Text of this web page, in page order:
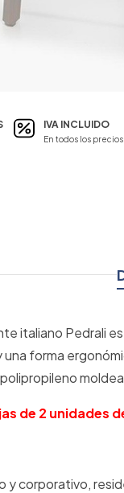
IVA INCLUIDO
En todos los precios
italiano Pedrali
forma
de 2 unidades
y corporativo,